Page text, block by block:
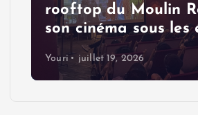
rooftop du Moulin
son cinéma sous les
Youri juillet 19, 2026